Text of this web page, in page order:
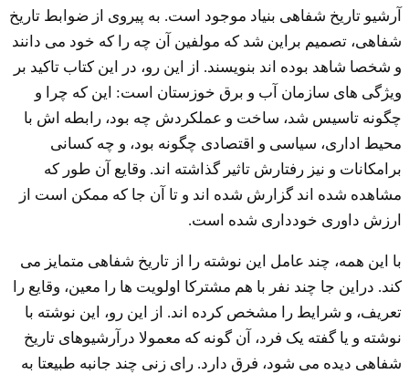
آرشیو تاریخ شفاهی بنیاد موجود است. به پیروی از ضوابط تاریخ
شفاهی، تصمیم براین شد که مولفین آن چه را که خود می دانند
و شخصا شاهد بوده اند بنویسند. از این رو، در این کتاب تاکید بر
ویژگی های سازمان آب و برق خوزستان است: این که چرا و
چگونه تاسیس شد، ساخت و عملکردش چه بود، رابطه اش با
محیط اداری، سیاسی و اقتصادی چگونه بود، و چه کسانی
برامکانات و نیز رفتارش تاثیر گذاشته اند. وقایع آن طور که
مشاهده شده اند گزارش شده اند و تا آن جا که ممکن است از
ارزش داوری خودداری شده است.
با این همه، چند عامل این نوشته را از تاریخ شفاهی متمایز می
کند. دراین جا چند نفر با هم مشترکا اولویت ها را معین، وقایع را
تعریف، و شرایط را مشخص کرده اند. از این رو، این نوشته با
نوشته و یا گفته یک فرد، آن گونه که معمولا درآرشیوهای تاریخ
شفاهی دیده می شود، فرق دارد. رای زنی چند جانبه طبیعتا به